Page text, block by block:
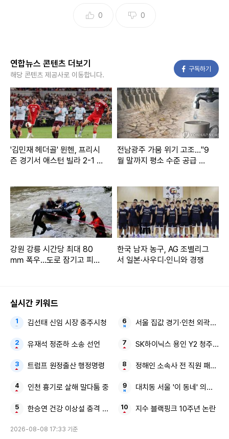
0 0
연합뉴스 콘텐츠 더보기
해당 콘텐츠 제공사로 이동합니다.
구독하기
'김민재 헤더골' 뮌헨, 프리시
즌 경기서 애스턴 빌라 2-1 격
전남광주 가뭄 위기 고조…"9
월 말까지 평소 수준 공급 가
강원 강릉 시간당 최대 80
㎜ 폭우…도로 잠기고 피서
한국 남자 농구, AG 조별리그
서 일본·사우디·인니와 경쟁
실시간 키워드
김선태 신임 시장 충주시청
유재석 정준하 소송 선언
트럼프 원정출산 행정명령
인천 흉기로 살해 말다툼 중
한승연 건강 이상설 충격 근황
서울 집값 경기·인천 외곽으로
SK하이닉스 용인 Y2 청주 M17
정해인 소속사 전 직원 패딩 선
대치동 서울 '이 동네' 의대 50
지수 블랙핑크 10주년 논란
2026-08-08 17:33 기준